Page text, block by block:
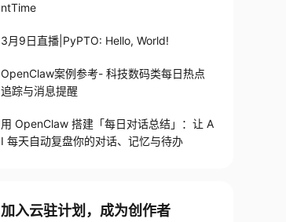
ntTime
3月9日直播|PyPTO: Hello, World!
OpenClaw案例参考- 科技数码类每日热点
追踪与消息提醒
用 OpenClaw 搭建「每日对话总结」：让 A
I 每天自动复盘你的对话、记忆与待办
加入云驻计划，成为创作者